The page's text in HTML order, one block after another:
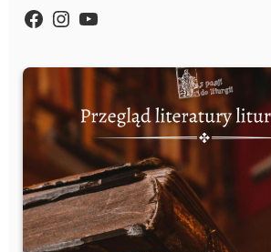
https://
Instagram
YouTube